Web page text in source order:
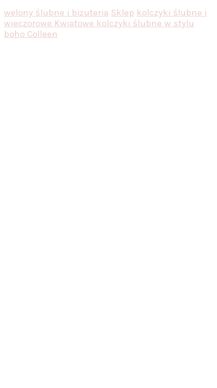
welony ślubne i bizuteria Sklep kolczyki ślubne i
wieczorowe Kwiatowe kolczyki ślubne w stylu
boho Colleen